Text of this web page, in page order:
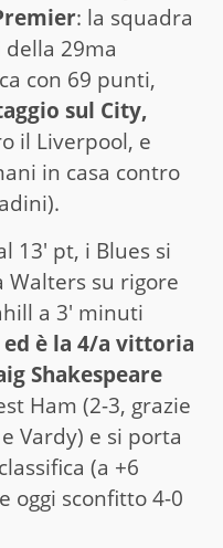
: la squadra
29ma
con 69 punti,
sul City,
il Liverpool, e
in casa contro
13′ pt, i Blues si
Walters su rigore
a 3′ minuti
è la 4/a vittoria
Shakespeare
Ham (2-3, grazie
Vardy) e si porta
(a +6
oggi sconfitto 4-0